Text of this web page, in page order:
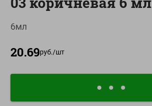
О сервисе
Настройки файлов cookie
Мой Green
доставкой и бонусной картой
AppGallery
6мл
20.69руб./шт